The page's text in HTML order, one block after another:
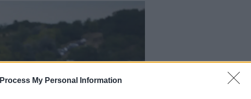
My Personal Information